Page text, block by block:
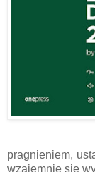
pragnieniem,
wzajemnie się